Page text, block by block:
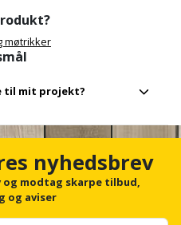
møtrikker
til mit projekt?
kraftige skiver, mens
nyhedsbrev
og modtag skarpe tilbud,
og aviser